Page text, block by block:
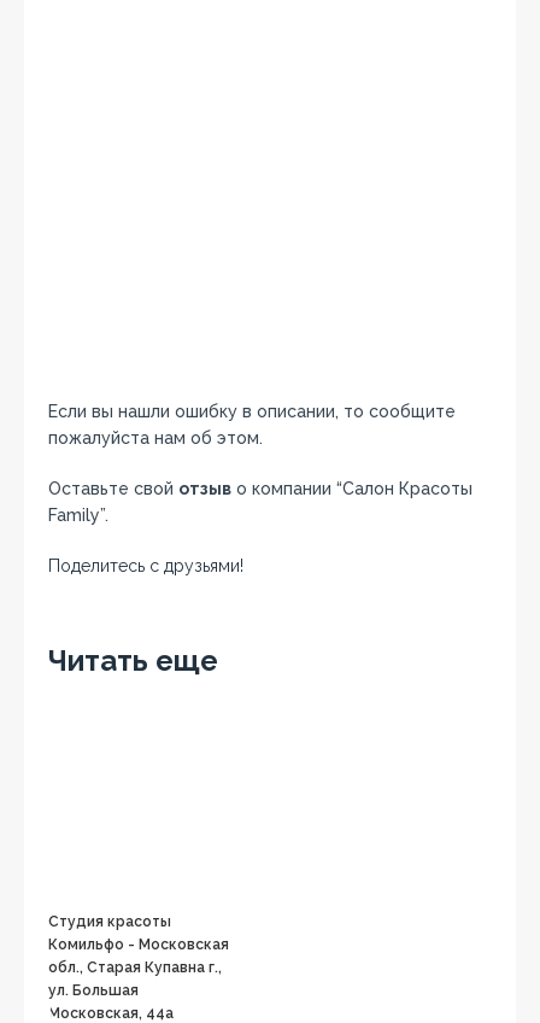
Если вы нашли ошибку в описании, то сообщите
пожалуйста нам об этом.
Оставьте свой отзыв о компании “Салон Красоты
Family”.
Поделитесь с друзьями!
Читать еще
Студия красоты
Комильфо - Московская
обл., Старая Купавна г.,
ул. Большая
Московская, 44а